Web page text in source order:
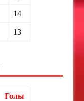
14
13
Голы